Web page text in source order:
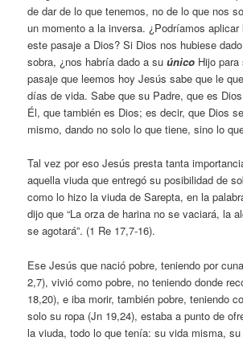
de dar de lo que tenemos, no de lo que nos
un momento a la inversa. ¿Podríamos aplicar
este pasaje a Dios? Si Dios nos hubiese
sobra, ¿nos habría dado a suúnico Hijo
pasaje que leemos hoy Jesús sabe que le
días de vida. Sabe que su Padre, que es
Él, que también es Dios; es decir, que Dios
mismo, dando no solo lo que tiene, sino lo
Tal vez por eso Jesús presta tanta
aquella viuda que entregó su posibilidad de
como lo hizo la viuda de Sarepta, en la
dijo que “La orza de harina no se vaciará, la
se agotará”. (1 Re 17,7-16).
Ese Jesús que nació pobre, teniendo por
2,7), vivió como pobre, no teniendo donde
18,20), e iba morir, también pobre, teniendo
solo su ropa (Jn 19,24), estaba a punto de
la viuda, todo lo que tenía: su vida misma, su